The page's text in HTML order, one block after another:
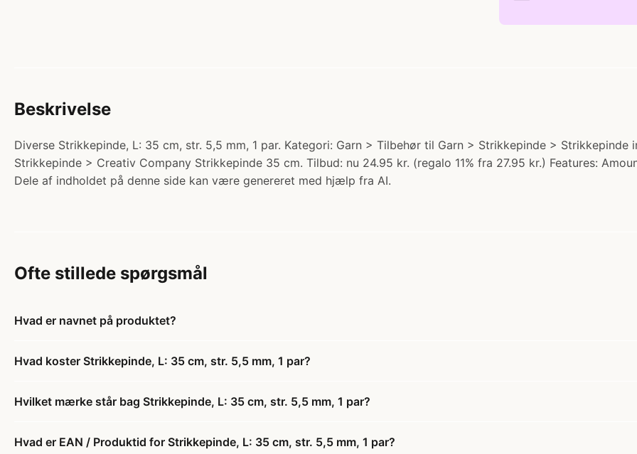
Beskrivelse
Diverse Strikkepinde, L: 35 cm, str. 5,5 mm, 1 par. Kategori: Garn > Tilbehør til Garn > Strikkepinde >
Strikkepinde > Creativ Company Strikkepinde 35 cm. Tilbud: nu 24.95 kr. (regalo 11% fra 27.95 kr.) Features:
Dele af indholdet på denne side kan være genereret med hjælp fra AI.
Ofte stillede spørgsmål
Hvad er navnet på produktet?
Hvad koster Strikkepinde, L: 35 cm, str. 5,5 mm, 1 par?
Hvilket mærke står bag Strikkepinde, L: 35 cm, str. 5,5 mm, 1 par?
Hvad er EAN / Produktid for Strikkepinde, L: 35 cm, str. 5,5 mm, 1 par?